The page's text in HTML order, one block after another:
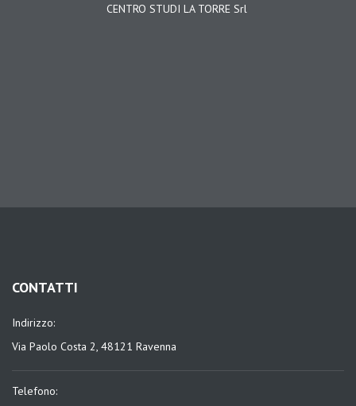
CENTRO STUDI LA TORRE Srl
CONTATTI
Indirizzo:
Via Paolo Costa 2, 48121 Ravenna
Telefono: